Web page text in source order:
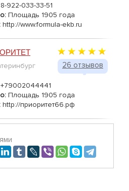
8-922-033-33-51
Площадь 1905 года
http://www.formula-ekb.ru
26 отзывов
+79002044441
Площадь 1905 года
http://приоритет66.рф